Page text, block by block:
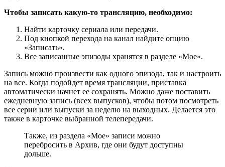
Чтобы записать какую-то трансляцию, необходимо:
Найти карточку сериала или передачи.
Под кнопкой перехода на канал найдите опцию
«Записать».
Все записанные эпизоды хранятся в разделе «Мое».
Запись можно произвести как одного эпизода, так и настроить
на все. Когда подойдет время трансляции, приставка
автоматически начнет ее сохранять. Можно даже поставить
ежедневную запись (всех выпусков), чтобы потом посмотреть
все серии или выпуски за неделю на выходных. Делается это
также в карточке выбранной телепередачи.
Также, из раздела «Мое» записи можно
перебросить в Архив, где они будут доступны
дольше.